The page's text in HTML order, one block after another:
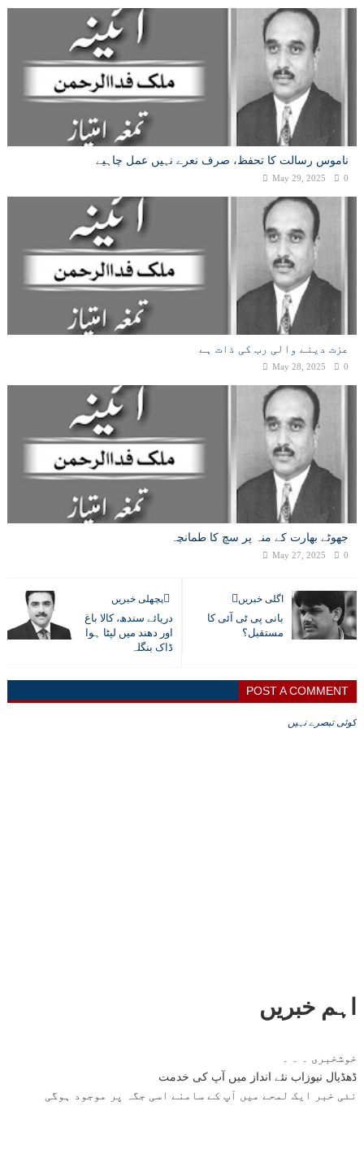
ناموس رسالت کا تحفظ، صرف نعرے نہیں عمل چاہیے
May 29, 2025 0
عزت دینے والی رب کی ذات ہے
May 28, 2025 0
جھوٹے بھارت کے منہ پر سچ کا طمانچہ
May 27, 2025 0
اگلی خبریں
بانی پی ٹی آئی کا
مستقبل؟
پچھلی خبریں
دریائے سندھ، کالا باغ
اور دھند میں لپٹا ہوا
ڈاک بنگلہ
POST A COMMENT
کوئی تبصرے نہیں
اہم خبریں
ڈھڈیال نیوزاب نئے انداز میں آپ کی خدمت
نئی خبر ایک لمحے میں آپ کے سامنے اسی جگہ پر موجود ہوگی